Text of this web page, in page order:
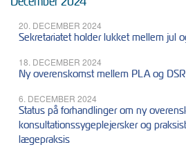
20. DECEMBER 2024
Sekretariatet holder lukket mellem jul
18. DECEMBER 2024
Ny overenskomst mellem PLA og
6. DECEMBER 2024
Status på forhandlinger om ny
konsultationssygeplejersker og
lægepraksis